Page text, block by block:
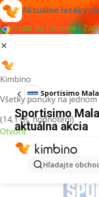
Aktuálne letáky
Pridať do Chrome -
Kimbino
Všetky ponuky na jednom
(14,1 tis. hodnotení)
Otvoriť
Hľadajte
Sportisimo
Sportisimo
aktuálna akcia